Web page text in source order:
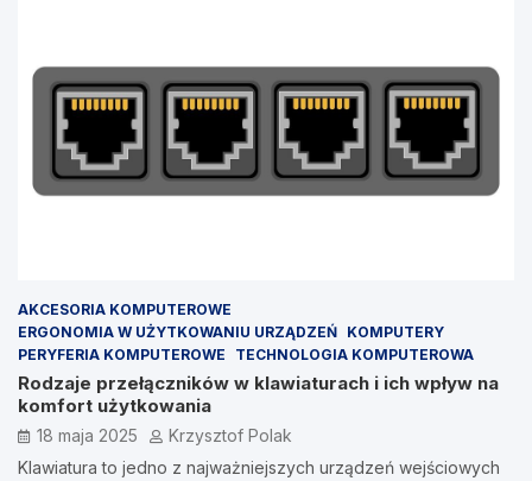
AKCESORIA KOMPUTEROWE
ERGONOMIA W UŻYTKOWANIU URZĄDZEŃ KOMPUTERY
PERYFERIA KOMPUTEROWE
TECHNOLOGIA KOMPUTEROWA
Rodzaje przełączników w klawiaturach i ich wpływ na
komfort użytkowania
18 maja 2025
Krzysztof Polak
Klawiatura to jedno z najważniejszych urządzeń wejściowych